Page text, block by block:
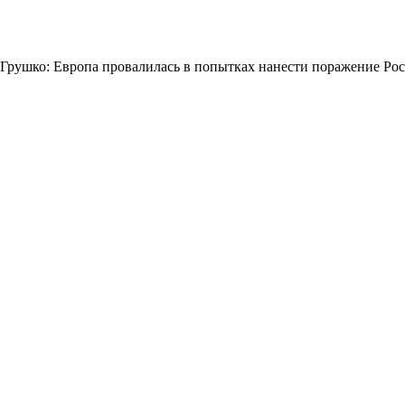
Грушко: Европа провалилась в попытках нанести поражение